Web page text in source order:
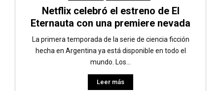
Netflix celebró el estreno de El
Eternauta con una premiere nevada
La primera temporada de la serie de ciencia ficción
hecha en Argentina ya está disponible en todo el
mundo. Los...
Leer más